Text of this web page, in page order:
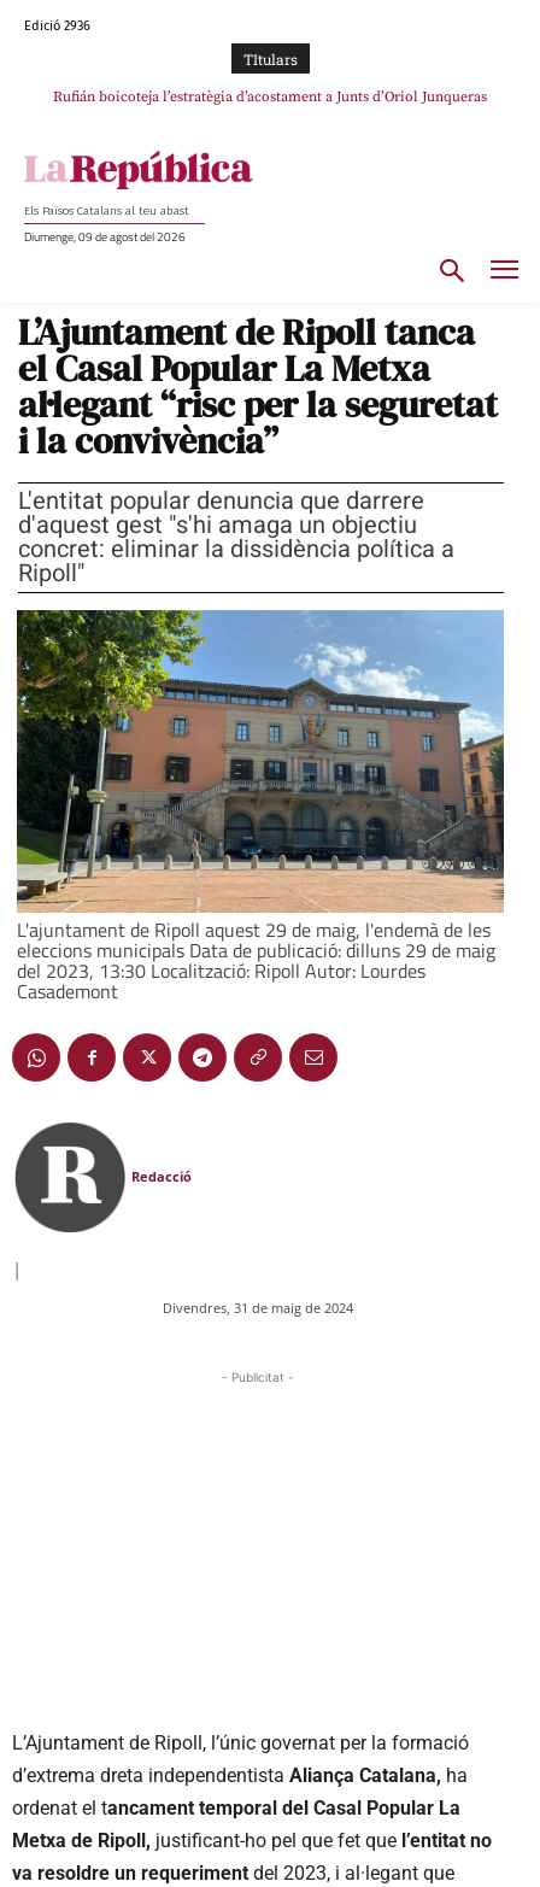
Edició 2936
TItulars
Rufián boicoteja l’estratègia d’acostament a Junts d’Oriol Junqueras
Rufián dinamita la unitat independentista amb un atac frontal al retorn de
Els Països Catalans al teu abast
Diumenge, 09 de agost del 2026
L’Ajuntament de Ripoll tanca
el Casal Popular La Metxa
al·legant “risc per la seguretat
i la convivència”
L'entitat popular denuncia que darrere
d'aquest gest "s'hi amaga un objectiu
concret: eliminar la dissidència política a
Ripoll"
L'ajuntament de Ripoll aquest 29 de maig, l'endemà de les
eleccions municipals Data de publicació: dilluns 29 de maig
del 2023, 13:30 Localització: Ripoll Autor: Lourdes
Casademont
Redacció
|
Divendres, 31 de maig de 2024
- Publicitat -
L’Ajuntament de Ripoll, l’únic governat per la formació
d’extrema dreta independentista Aliança Catalana, ha
ordenat el tancament temporal del Casal Popular La
Metxa de Ripoll, justificant-ho pel que fet que l’entitat no
va resoldre un requeriment del 2023, i al·legant que